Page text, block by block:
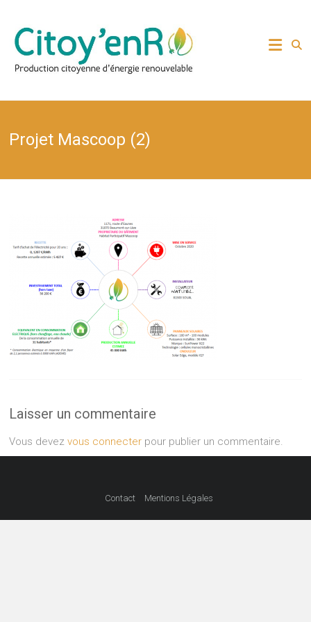
content
Citoy'enR
d'énergie renouvelable
Projet Mascoop (2)
Laisser un commentaire
Vous devezvous connecter pour publier un commentaire.
Contact Mentions Légales